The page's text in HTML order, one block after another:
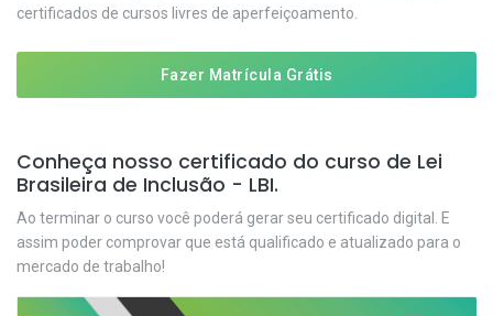
certificados de cursos livres de aperfeiçoamento.
Fazer Matrícula Grátis
Conheça nosso certificado do curso de Lei
Brasileira de Inclusão - LBI.
Ao terminar o curso você poderá gerar seu certificado digital. E
assim poder comprovar que está qualificado e atualizado para o
mercado de trabalho!